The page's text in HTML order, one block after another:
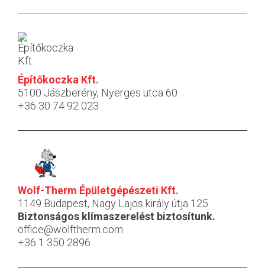
Építőkoczka Kft.
5100 Jászberény, Nyerges utca 60.
+36 30 74 92 023
Wolf-Therm Épületgépészeti Kft.
1149 Budapest, Nagy Lajos király útja 125.
Biztonságos klímaszerelést biztosítunk.
office@wolftherm.com
+36 1 350 2896